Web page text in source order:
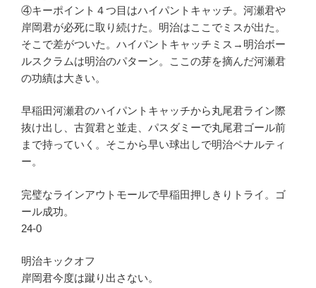
④キーポイント４つ目はハイパントキャッチ。河瀬君や
岸岡君が必死に取り続けた。明治はここでミスが出た。
そこで差がついた。ハイパントキャッチミス→明治ボー
ルスクラムは明治のパターン。ここの芽を摘んだ河瀬君
の功績は大きい。
早稲田河瀬君のハイパントキャッチから丸尾君ライン際
抜け出し、古賀君と並走、パスダミーで丸尾君ゴール前
まで持っていく。そこから早い球出しで明治ペナルティ
ー。
完璧なラインアウトモールで早稲田押しきりトライ。ゴ
ール成功。
24-0
明治キックオフ
岸岡君今度は蹴り出さない。